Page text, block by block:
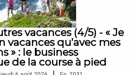
vacances (4/5) - « Je
vacances qu’avec mes
» : le business
de la course à pied